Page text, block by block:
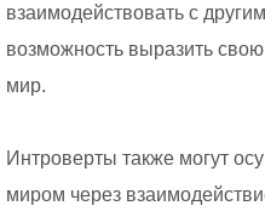
взаимодействовать с
возможность выразить
мир.
Интроверты также могут
миром через